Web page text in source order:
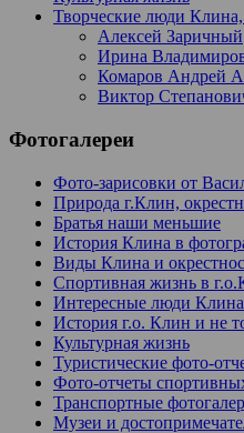
Творческие люди
Алексей Заричный
Ирина
Комаров Андрей
Виктор
Фотогалереи
Фото-зарисовки от
Природа г.Клин,
Братья наши меньшие
История Клина в
Виды Клина и
Спортивная жизнь в
Интересные люди Клина
История г.о. Клин и не
Культурная жизнь
Туристические фото-
Фото-отчеты
Транспортные
Музеи и